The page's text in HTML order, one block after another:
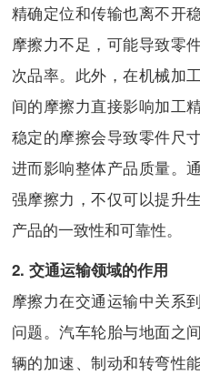
精确定位和传输也离不开
摩擦力不足，可能导致零
次品率。此外，在机械加
间的摩擦力直接影响加工
稳定的摩擦会导致零件尺
进而影响整体产品质量。
强摩擦力，不仅可以提升
产品的一致性和可靠性。
2. 交通运输领域的作用
摩擦力在交通运输中关系
问题。汽车轮胎与地面之
辆的加速、制动和转弯性